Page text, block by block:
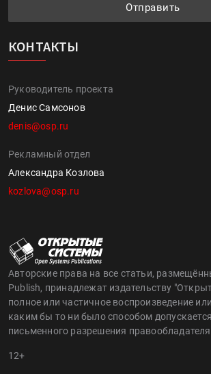
Отправить
КОНТАКТЫ
Руководитель проекта
Денис Самсонов
denis@osp.ru
Рекламный отдел
Александра Козлова
kozlova@osp.ru
Авторские права на все статьи,
Publish, принадлежат издательству
полное или частичное воспроизведение
каким бы то ни было способом
письменного разрешения
12+